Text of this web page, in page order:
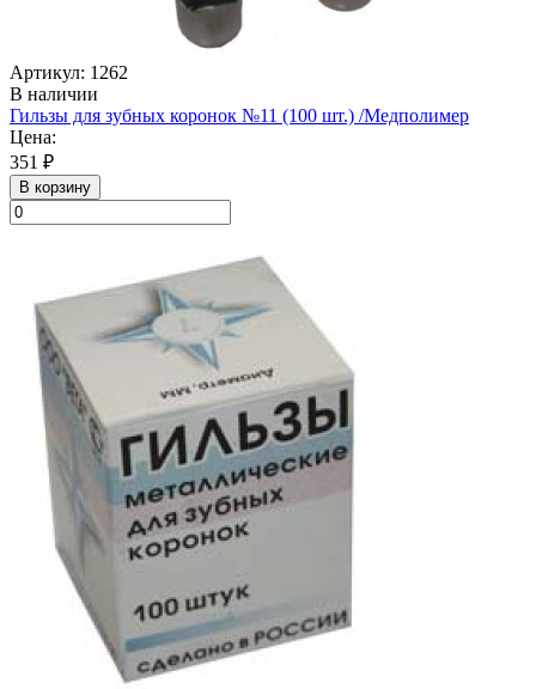
Артикул: 1262
В наличии
Гильзы для зубных коронок №11 (100 шт.) /Медполимер
Цена:
351 ₽
В корзину